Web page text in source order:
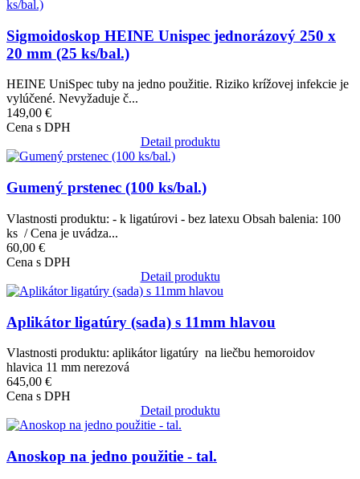
Sigmoidoskop HEINE Unispec jednorázový 250 x
20 mm (25 ks/bal.)
HEINE UniSpec tuby na jedno použitie. Riziko krížovej infekcie je
vylúčené. Nevyžaduje č...
149,00 €
Cena s DPH
Detail produktu
Obrázok
Gumený prstenec (100 ks/bal.)
Vlastnosti produktu: - k ligatúrovi - bez latexu Obsah balenia: 100
ks / Cena je uvádza...
60,00 €
Cena s DPH
Detail produktu
Obrázok
Aplikátor ligatúry (sada) s 11mm hlavou
Vlastnosti produktu: aplikátor ligatúry na liečbu hemoroidov
hlavica 11 mm nerezová
645,00 €
Cena s DPH
Detail produktu
Obrázok
Anoskop na jedno použitie - tal.